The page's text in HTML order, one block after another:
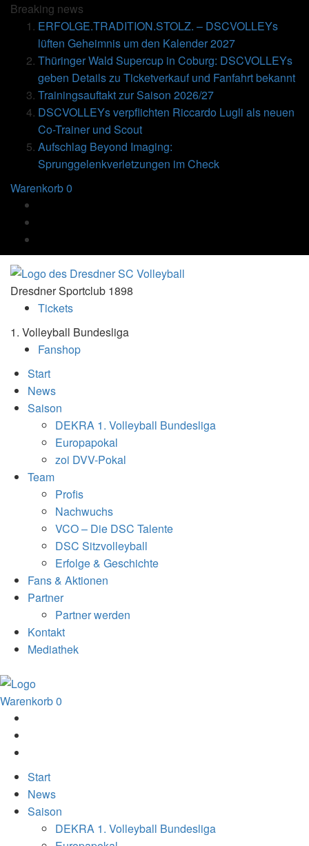
Breaking news
ERFOLGE.TRADITION.STOLZ. – DSCVOLLEYs
lüften Geheimnis um den Kalender 2027
Thüringer Wald Supercup in Coburg: DSCVOLLEYs
geben Details zu Ticketverkauf und Fanfahrt bekannt
Trainingsauftakt zur Saison 2026/27
DSCVOLLEYs verpflichten Riccardo Lugli als neuen
Co-Trainer und Scout
Aufschlag Beyond Imaging:
Sprunggelenkverletzungen im Check
Warenkorb0
Dresdner Sportclub 1898
Tickets
1. Volleyball Bundesliga
Fanshop
Start
News
Saison
DEKRA 1. Volleyball Bundesliga
Europapokal
zoi DVV-Pokal
Team
Profis
Nachwuchs
VCO – Die DSC Talente
DSC Sitzvolleyball
Erfolge & Geschichte
Fans & Aktionen
Partner
Partner werden
Kontakt
Mediathek
Warenkorb0
Start
News
Saison
DEKRA 1. Volleyball Bundesliga